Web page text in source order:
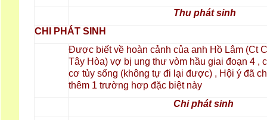
Thu phát sinh
CHI PHÁT SINH
Được biết về hoàn cảnh của anh Hồ Lâm (Ct
Tây Hòa) vợ bị ung thư vòm hầu giai đoạn 4 ,
cơ tủy sống (không tự đi lại được) , Hội ý đã
thêm 1 trường hơp đặc biệt này
Chi phát sinh